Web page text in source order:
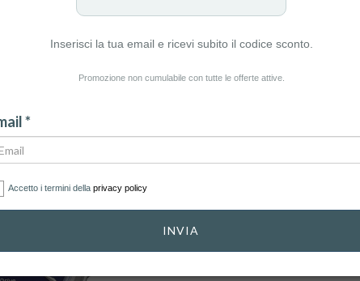
Inserisci la tua email e ricevi subito il codice sconto.
Promozione non cumulabile con tutte le offerte attive.
*
Accetto i termini della privacy policy
INVIA